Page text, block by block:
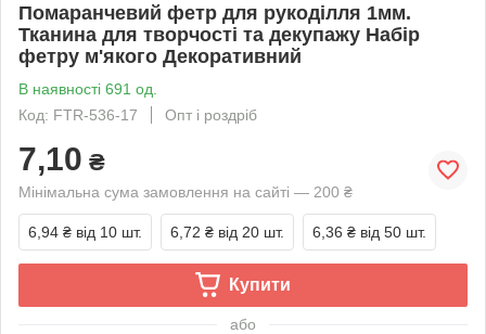
Помаранчевий фетр для рукоділля 1мм.
Тканина для творчості та декупажу Набір
фетру м'якого Декоративний
В наявності 691 од.
Код: FTR-536-17
Опт і роздріб
7,10 ₴
Мінімальна сума замовлення на сайті — 200 ₴
6,94 ₴ від 10 шт. 6,72 ₴ від 20 шт. 6,36 ₴ від 50 шт.
Купити
або